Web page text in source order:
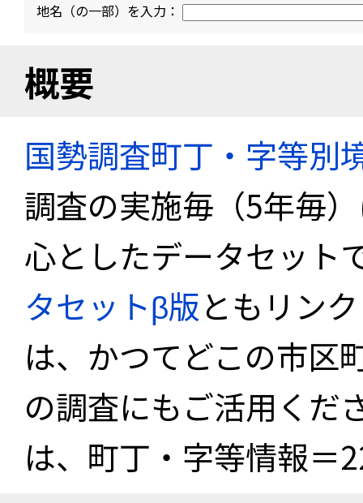
地名（の一部）を入力：
概要
国勢調査町丁・字等別
調査の実施毎（5年毎
心としたデータセット
タセットβ版ともリン
は、かつてどこの市区
の調査にもご活用くだ
は、町丁・字等情報＝